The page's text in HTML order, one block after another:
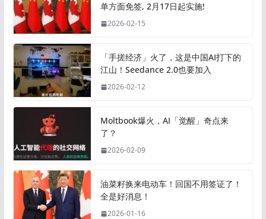
单方面免签, 2月17日起实施!
2026-02-15
「手搓经济」火了，这是中国AI打下的
江山！Seedance 2.0也要加入
2026-02-12
Moltbook爆火，AI「觉醒」奇点来
了？
2026-02-09
油菜籽换来电动车！回国不用签证了！
全是好消息！
2026-01-16